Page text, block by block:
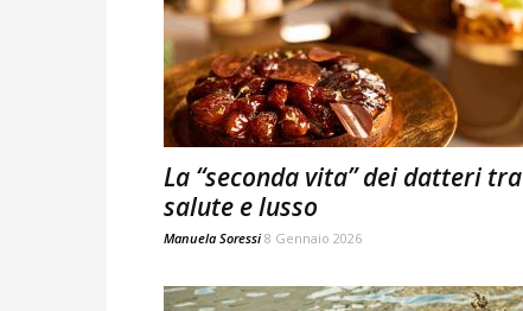
La “seconda vita” dei datteri tra
salute e lusso
Manuela Soressi 8 Gennaio 2026